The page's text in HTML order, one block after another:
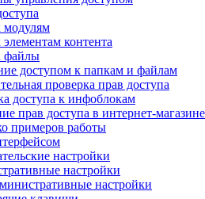
модулям
контента
файлы
доступом к папкам и файлам
проверка прав доступа
доступа к инфоблокам
прав доступа в интернет-магазине
примеров работы
настройки
настройки
настройки